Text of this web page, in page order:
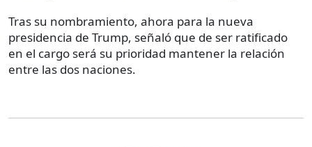
Tras su nombramiento, ahora para la nueva
presidencia de Trump, señaló que de ser ratificado
en el cargo será su prioridad mantener la relación
entre las dos naciones.